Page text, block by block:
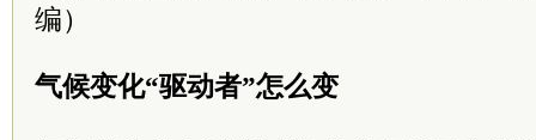
编）
气候变化“驱动者”怎么变